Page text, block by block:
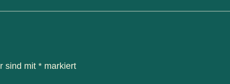
sind mit * markiert